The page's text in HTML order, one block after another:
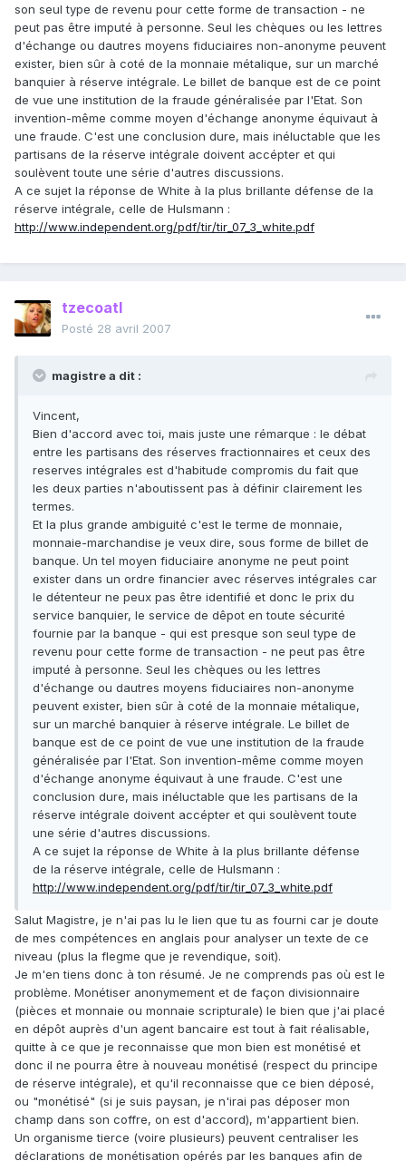
son seul type de revenu pour cette forme de transaction - ne
peut pas être imputé à personne. Seul les chèques ou les lettres
d'échange ou dautres moyens fiduciaires non-anonyme peuvent
exister, bien sûr à coté de la monnaie métalique, sur un marché
banquier à réserve intégrale. Le billet de banque est de ce point
de vue une institution de la fraude généralisée par l'Etat. Son
invention-même comme moyen d'échange anonyme équivaut à
une fraude. C'est une conclusion dure, mais inéluctable que les
partisans de la réserve intégrale doivent accépter et qui
soulèvent toute une série d'autres discussions.
A ce sujet la réponse de White à la plus brillante défense de la
réserve intégrale, celle de Hulsmann :
http://www.independent.org/pdf/tir/tir_07_3_white.pdf
tzecoatl
Posté 28 avril 2007
magistre a dit :
Vincent,
Bien d'accord avec toi, mais juste une rémarque : le débat
entre les partisans des réserves fractionnaires et ceux des
reserves intégrales est d'habitude compromis du fait que
les deux parties n'aboutissent pas à définir clairement les
termes.
Et la plus grande ambiguité c'est le terme de monnaie,
monnaie-marchandise je veux dire, sous forme de billet de
banque. Un tel moyen fiduciaire anonyme ne peut point
exister dans un ordre financier avec réserves intégrales car
le détenteur ne peux pas être identifié et donc le prix du
service banquier, le service de dêpot en toute sécurité
fournie par la banque - qui est presque son seul type de
revenu pour cette forme de transaction - ne peut pas être
imputé à personne. Seul les chèques ou les lettres
d'échange ou dautres moyens fiduciaires non-anonyme
peuvent exister, bien sûr à coté de la monnaie métalique,
sur un marché banquier à réserve intégrale. Le billet de
banque est de ce point de vue une institution de la fraude
généralisée par l'Etat. Son invention-même comme moyen
d'échange anonyme équivaut à une fraude. C'est une
conclusion dure, mais inéluctable que les partisans de la
réserve intégrale doivent accépter et qui soulèvent toute
une série d'autres discussions.
A ce sujet la réponse de White à la plus brillante défense
de la réserve intégrale, celle de Hulsmann :
http://www.independent.org/pdf/tir/tir_07_3_white.pdf
Salut Magistre, je n'ai pas lu le lien que tu as fourni car je doute
de mes compétences en anglais pour analyser un texte de ce
niveau (plus la flegme que je revendique, soit).
Je m'en tiens donc à ton résumé. Je ne comprends pas où est le
problème. Monétiser anonymement et de façon divisionnaire
(pièces et monnaie ou monnaie scripturale) le bien que j'ai placé
en dépôt auprès d'un agent bancaire est tout à fait réalisable,
quitte à ce que je reconnaisse que mon bien est monétisé et
donc il ne pourra être à nouveau monétisé (respect du principe
de réserve intégrale), et qu'il reconnaisse que ce bien déposé,
ou "monétisé" (si je suis paysan, je n'irai pas déposer mon
champ dans son coffre, on est d'accord), m'appartient bien.
Un organisme tierce (voire plusieurs) peuvent centraliser les
déclarations de monétisation opérés par les banques afin de